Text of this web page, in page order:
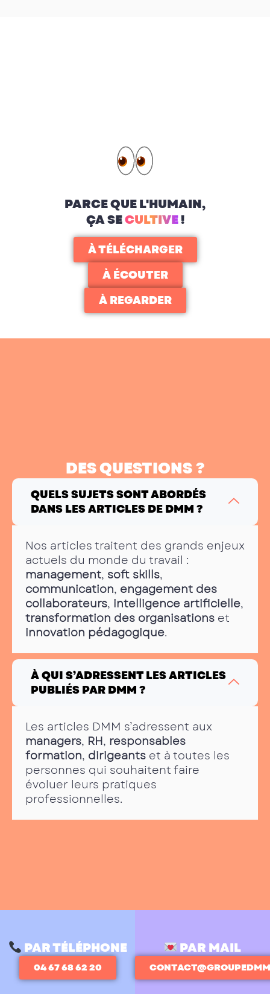
PARCE QUE L'HUMAIN,
ÇA SECULTIVE!
À TÉLÉCHARGER
À ÉCOUTER
À REGARDER
DES QUESTIONS ?
QUELS SUJETS SONT ABORDÉS
DANS LES ARTICLES DE DMM ?
Nos articles traitent des grands enjeux
actuels du monde du travail :
management, soft skills,
communication, engagement des
collaborateurs, intelligence artificielle,
transformation des organisations et
innovation pédagogique.
À QUI S’ADRESSENT LES ARTICLES
PUBLIÉS PAR DMM ?
Les articles DMM s’adressent aux
managers, RH, responsables
formation, dirigeants et à toutes les
personnes qui souhaitent faire
évoluer leurs pratiques
professionnelles.
PAR TÉLÉPHONE
04 67 68 62 20
PAR MAIL